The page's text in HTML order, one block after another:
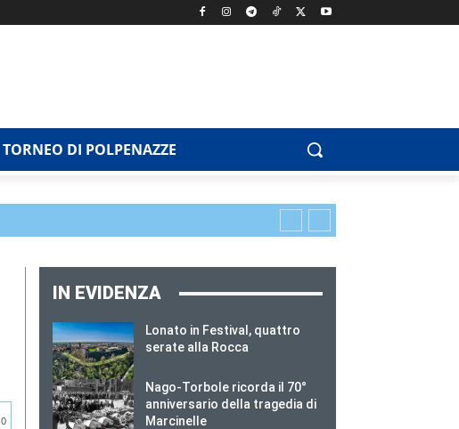
TORNEO DI POLPENAZZE
0
IN EVIDENZA
Lonato in Festival, quattro
serate alla Rocca
Nago-Torbole ricorda il 70°
anniversario della tragedia di
Marcinelle